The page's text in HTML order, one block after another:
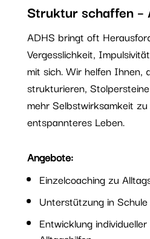
Struktur schaffen –
ADHS bringt oft
Vergesslichkeit,
mit sich. Wir helfen Ihnen,
strukturieren,
mehr Selbstwirksamkeit
entspannteres Leben.
Angebote:
Einzelcoaching zu
Unterstützung in
Entwicklung